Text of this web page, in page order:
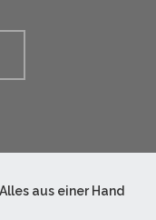
Alles aus einer Hand